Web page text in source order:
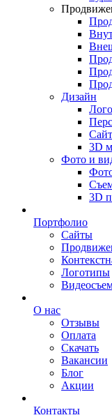
Дизайн
3D
Фото и
3D
Портфолио
Сайты
Логотипы
О нас
Отзывы
Оплата
Скачать
Вакансии
Блог
Акции
Контакты